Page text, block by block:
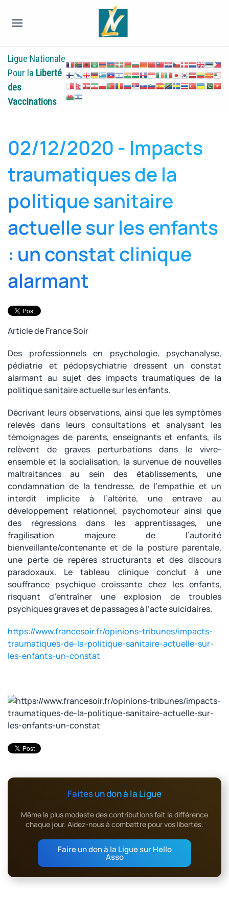
Ligue Nationale
Pour la Liberté
des
Vaccinations
02/12/2020 - Impacts
traumatiques de la
politique sanitaire
actuelle sur les enfants
: un constat clinique
alarmant
Article de France Soir
Des professionnels en psychologie, psychanalyse,
pédiatrie et pédopsychiatrie dressent un constat
alarmant au sujet des impacts traumatiques de la
politique sanitaire actuelle sur les enfants.
Décrivant leurs observations, ainsi que les symptômes
relevés dans leurs consultations et analysant les
témoignages de parents, enseignants et enfants, ils
relèvent de graves perturbations dans le vivre-
ensemble et la socialisation, la survenue de nouvelles
maltraitances au sein des établissements, une
condamnation de la tendresse, de l’empathie et un
interdit implicite à l’altérité, une entrave au
développement relationnel, psychomoteur ainsi que
des régressions dans les apprentissages, une
fragilisation majeure de l’autorité
bienveillante/contenante et de la posture parentale,
une perte de repères structurants et des discours
paradoxaux. Le tableau clinique conclut à une
souffrance psychique croissante chez les enfants,
risquant d’entraîner une explosion de troubles
psychiques graves et de passages à l’acte suicidaires.
https://www.francesoir.fr/opinions-tribunes/impacts-
traumatiques-de-la-politique-sanitaire-actuelle-sur-
les-enfants-un-constat
Faites un don à la Ligue
Même la plus modeste des contributions fait la différence
chaque jour. Aidez-nous à combattre pour vos libertés.
Faire un don à la Ligue sur Hello
Asso